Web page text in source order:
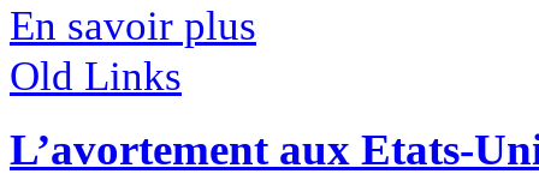
En savoir plus
Old Links
L’avortement aux Etats-